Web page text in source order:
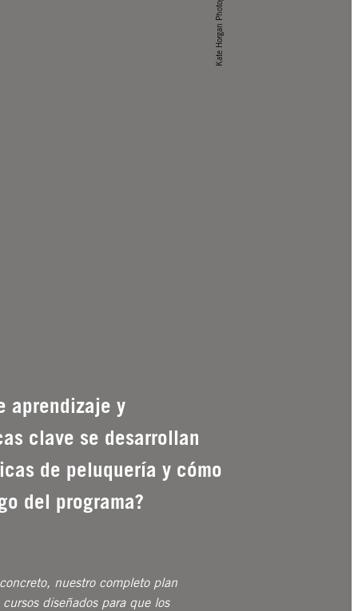
aprendizaje y
clave se desarrollan
de peluquería y cómo
del programa?
nuestro completo plan
diseñados para que los